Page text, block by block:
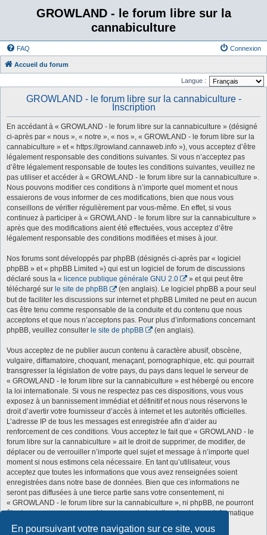
En poursuivant votre navigation sur ce site, vous
GROWLAND - le forum libre sur la
cannabiculture
FAQ Connexion
Accueil du forum
Langue :
GROWLAND - le forum libre sur la cannabiculture -
Inscription
En accédant à « GROWLAND - le forum libre sur la cannabiculture » (désigné
ci-après par « nous », « notre », « nos », « GROWLAND - le forum libre sur la
cannabiculture » et « https://growland.cannaweb.info »), vous acceptez d’être
légalement responsable des conditions suivantes. Si vous n’acceptez pas
d’être légalement responsable de toutes les conditions suivantes, veuillez ne
pas utiliser et accéder à « GROWLAND - le forum libre sur la cannabiculture ».
Nous pouvons modifier ces conditions à n’importe quel moment et nous
essaierons de vous informer de ces modifications, bien que nous vous
conseillons de vérifier régulièrement par vous-même. En effet, si vous
continuez à participer à « GROWLAND - le forum libre sur la cannabiculture »
après que des modifications aient été effectuées, vous acceptez d’être
légalement responsable des conditions modifiées et mises à jour.
Nos forums sont développés par phpBB (désignés ci-après par « logiciel
phpBB » et « phpBB Limited ») qui est un logiciel de forum de discussions
déclaré sous la « licence publique générale GNU 2.0
» et qui peut être
téléchargé sur le site de phpBB
(en anglais). Le logiciel phpBB a pour seul
but de faciliter les discussions sur internet et phpBB Limited ne peut en aucun
cas être tenu comme responsable de la conduite et du contenu que nous
acceptons et que nous n’acceptons pas. Pour plus d’informations concernant
phpBB, veuillez consulter le site de phpBB (en anglais).
Vous acceptez de ne publier aucun contenu à caractère abusif, obscène,
vulgaire, diffamatoire, choquant, menaçant, pornographique, etc. qui pourrait
transgresser la législation de votre pays, du pays dans lequel le serveur de
« GROWLAND - le forum libre sur la cannabiculture » est hébergé ou encore
la loi internationale. Si vous ne respectez pas ces dispositions, vous vous
exposez à un bannissement immédiat et définitif et nous nous réservons le
droit d’avertir votre fournisseur d’accès à internet et les autorités officielles.
L’adresse IP de tous les messages est enregistrée afin d’aider au
renforcement de ces conditions. Vous acceptez le fait que « GROWLAND - le
forum libre sur la cannabiculture » ait le droit de supprimer, de modifier, de
déplacer ou de verrouiller n’importe quel sujet et message à n’importe quel
moment si nous estimons cela nécessaire. En tant qu’utilisateur, vous
acceptez que toutes les informations que vous avez renseignées soient
enregistrées dans notre base de données. Bien que ces informations ne
seront pas diffusées à une tierce partie sans votre consentement, ni
« GROWLAND - le forum libre sur la cannabiculture », ni phpBB, ne pourront
être tenus comme responsables en cas de tentative de piratage informatique
visant à compromettre vos données.